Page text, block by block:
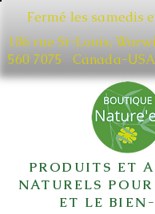
Fermé les samedis
186 rue St-Louis,
560 7075
Canada-
PRODUITS ET
NATURELS
ET LE